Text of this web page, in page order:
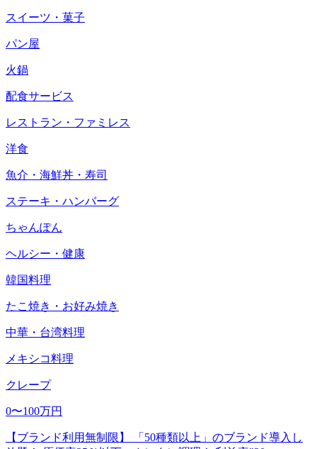
スイーツ・菓子
パン屋
火鍋
配食サービス
レストラン・ファミレス
洋食
魚介・海鮮丼・寿司
ステーキ・ハンバーグ
ちゃんぽん
ヘルシー・健康
韓国料理
たこ焼き・お好み焼き
中華・台湾料理
メキシコ料理
クレープ
0〜100万円
【ブランド利用無制限】 「50種類以上」のブランド導入し